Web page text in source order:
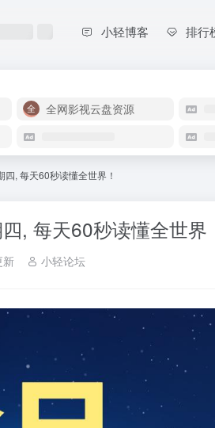
小轻博客 排行
全网影视云盘资源
, 每天60秒读懂全世界！
, 每天60秒读懂全世界
新 小轻论坛